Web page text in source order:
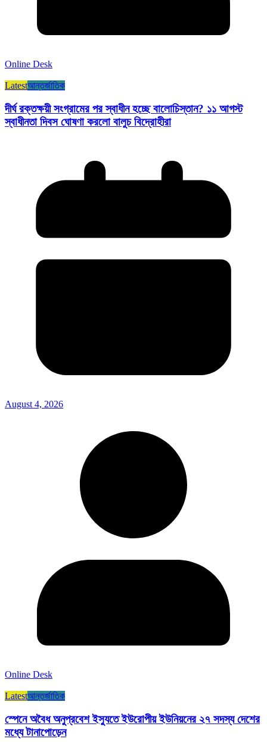
Online Desk
Latestআন্তর্জাতিক
দীর্ঘ রক্তক্ষয়ী সংগ্রামের পর স্বাধীন হচ্ছে বালোচিস্তান? ১১ আগস্ট
স্বাধীনতা দিবস ঘোষণা করলো বালুচ বিদ্রোহীরা
August 4, 2026
Online Desk
Latestআন্তর্জাতিক
স্পেনে অবৈধ অনুপ্রবেশ ইস্যুতে ইউরোপীয় ইউনিয়নের ২৭ সদস্য দেশের
মধ্যে টানাপোড়েন